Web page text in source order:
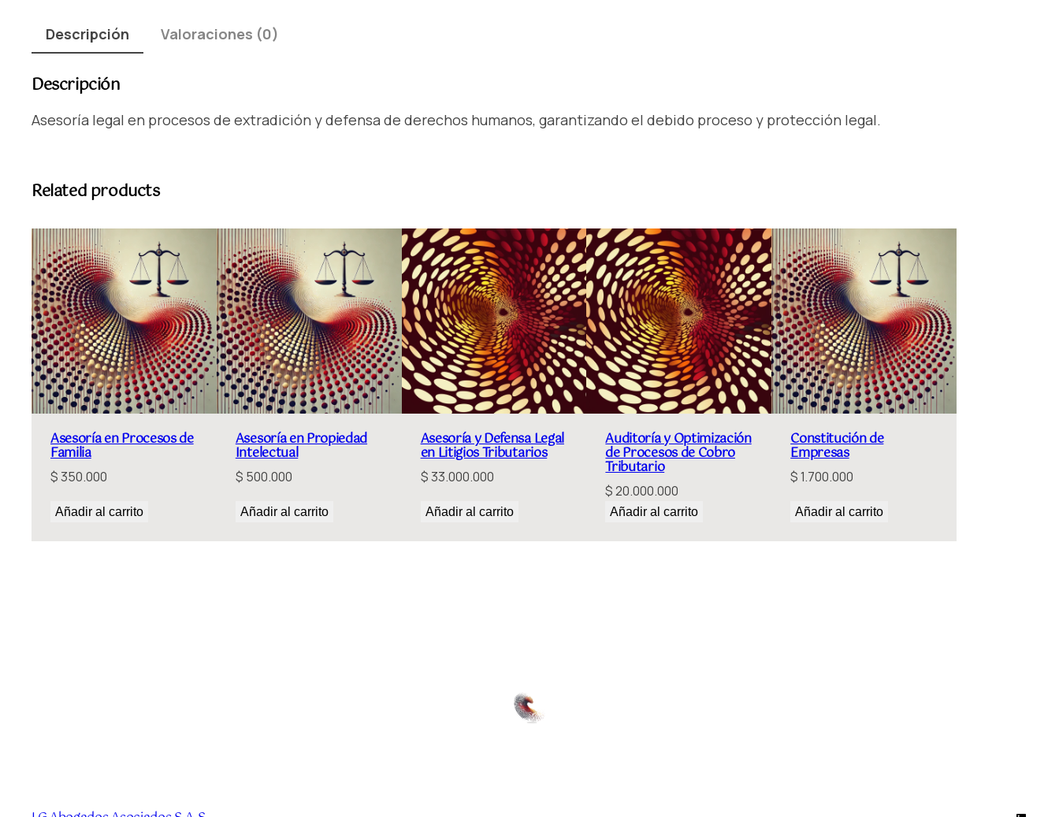
s
d
e
E
x
t
r
a
d
i
c
i
ó
Descripción Valoraciones (0)
Descripción
Asesoría legal en procesos de extradición y defensa de derechos humanos, garantizando el debido proceso y protección legal.
Related products
Asesoría en Procesos de
Familia
$350.000
Añadir al carrito
Asesoría en Propiedad
Intelectual
$ 500.000
Añadir al carrito
Asesoría y Defensa Legal
en Litigios Tributarios
$33.000.000
Añadir al carrito
Auditoría y Optimización
de Procesos de Cobro
Tributario
$20.000.000
Añadir al carrito
Constitución de
Empresas
$1.700.000
Añadir al carrito